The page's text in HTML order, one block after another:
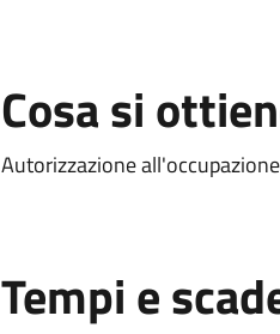
Cosa si
Autorizzazione
Tempi e